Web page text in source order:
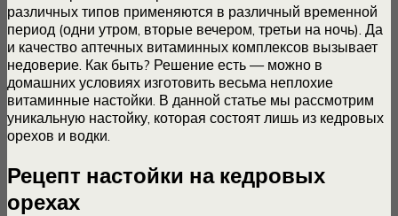
различных типов применяются в различный временной
период (одни утром, вторые вечером, третьи на ночь). Да
и качество аптечных витаминных комплексов вызывает
недоверие. Как быть? Решение есть — можно в
домашних условиях изготовить весьма неплохие
витаминные настойки. В данной статье мы рассмотрим
уникальную настойку, которая состоят лишь из кедровых
орехов и водки.
Рецепт настойки на кедровых
орехах